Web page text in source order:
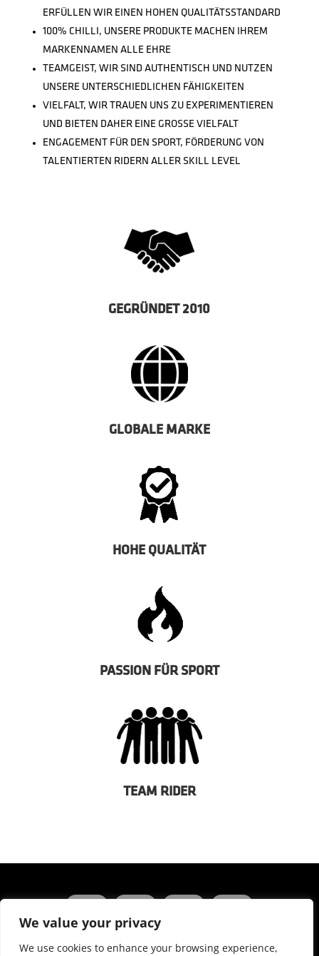
We value your privacy
We use cookies to enhance your browsing experience,
ERFÜLLEN WIR EINEN HOHEN QUALITÄTSSTANDARD
100% CHILLI, UNSERE PRODUKTE MACHEN IHREM
MARKENNAMEN ALLE EHRE
TEAMGEIST, WIR SIND AUTHENTISCH UND NUTZEN
UNSERE UNTERSCHIEDLICHEN FÄHIGKEITEN
VIELFALT, WIR TRAUEN UNS ZU EXPERIMENTIEREN
UND BIETEN DAHER EINE GROSSE VIELFALT
ENGAGEMENT FÜR DEN SPORT, FÖRDERUNG VON
TALENTIERTEN RIDERN ALLER SKILL LEVEL
GEGRÜNDET 2010
GLOBALE MARKE
HOHE QUALITÄT
PASSION FÜR SPORT
TEAM RIDER